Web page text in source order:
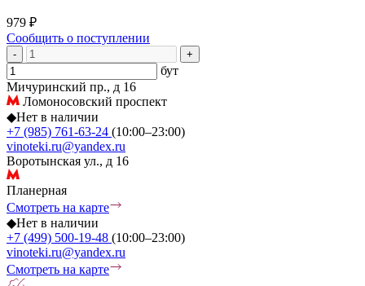
979 ₽
Сообщить о поступлении
- +
бут
Мичуринский пр., д 16
Ломоносовский проспект
◆Нет в наличии
+7 (985) 761-63-24 (10:00–23:00)
vinoteki.ru@yandex.ru
Воротынская ул., д 16
Планерная
Смотреть на карте
◆Нет в наличии
+7 (499) 500-19-48 (10:00–23:00)
vinoteki.ru@yandex.ru
Смотреть на карте